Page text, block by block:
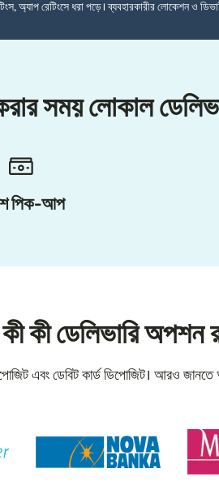
রেটিংসে ধরা পড়ে। ব্যবহারকারীর লোকেশন ও
সময় লোকাল
পিক-আপ
কী ডেলিভারি অপশন
এবং ডেবিট কার্ড ডিপোজিট। আরও জানতে